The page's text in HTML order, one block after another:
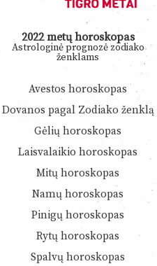
2022 metų horoskopas
Astrologinė prognozė zodiako
ženklams
Avestos horoskopas
Dovanos pagal Zodiako ženklą
Gėlių horoskopas
Laisvalaikio horoskopas
Mitų horoskopas
Namų horoskopas
Pinigų horoskopas
Rytų horoskopas
Spalvų horoskopas